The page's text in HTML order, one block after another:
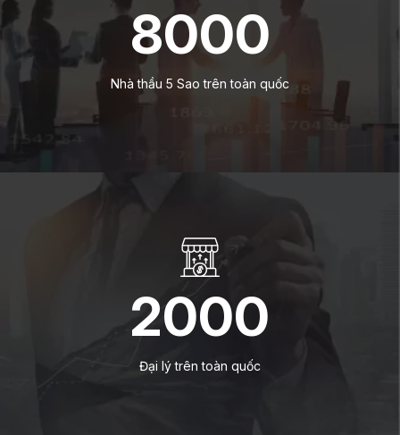
8000
Nhà thầu 5 Sao trên toàn quốc
2000
Đại lý trên toàn quốc